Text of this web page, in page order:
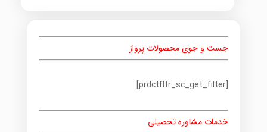
جست و جوی محصولات پرواز
[prdctfltr_sc_get_filter]
خدمات مشاوره تحصیلی